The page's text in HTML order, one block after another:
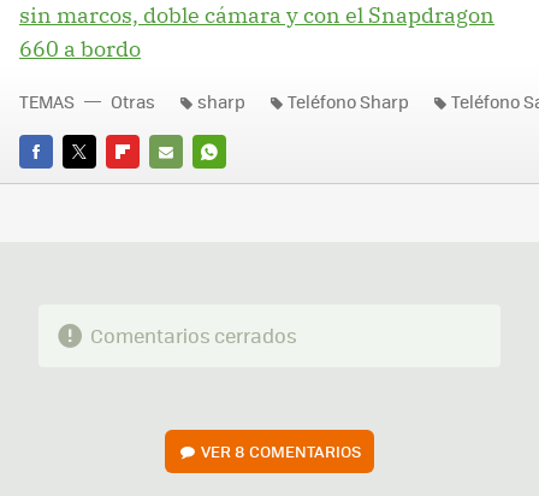
sin marcos, doble cámara y con el Snapdragon
660 a bordo
FACEBOOK
TWITTERFLIPBOARD
E-
WHATSAPP
TEMAS Otras sharp Teléfono Sharp Teléfono
Comentarios cerrados
VER8 COMENTARIOS